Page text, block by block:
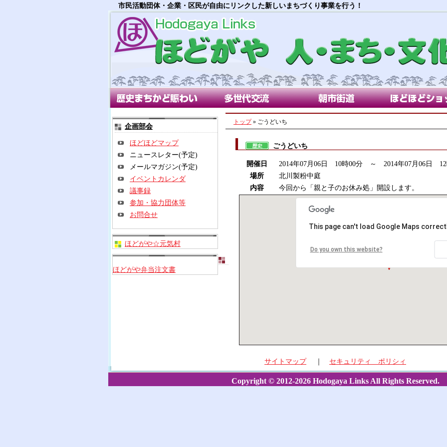
市民活動団体・企業・区民が自由にリンクした新しいまちづくり事業を行う！
多世代交流部会 朝市街道部会 ほどほどショップ
トップ» ごうどいち
ごうどいち
開催日
2014年07月06日 10時00分 ～ 2014年07月06日 12
場所
北川製粉中庭
内容
今回から「親と子のお休み処」開設します。
This page can't load Google Maps
Do you own this website?
企画部会
ほどほどマップ
ニュースレター(予定)
メールマガジン(予定)
イベントカレンダ
議事録
参加・協力団体等
お問合せ
ほどがや☆元気村
ほどがや弁当注文書
サイトマップ｜ セキュリティ ポリシィ
Copyright © 2012-2026 Hodogaya Links All Rights Reserved.